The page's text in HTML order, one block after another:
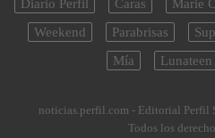
Diario Perfil Caras Marie
Weekend
Parabrisas
Mía
Lunateen
noticias.perfil.com - Editorial Perfil
Todos los